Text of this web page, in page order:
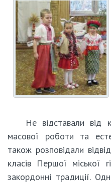
Не відставали від
масової роботи та
також розповідали
класів Першої міської
закордонні традиції.